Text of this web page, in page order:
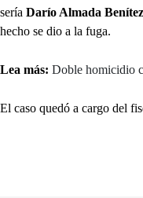
sería Darío Almada Benítez
hecho se dio a la fuga.
Lea más: Doble homicidio
El caso quedó a cargo del